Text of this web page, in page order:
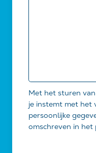
Met het sturen
je instemt met het
persoonlijke
omschreven in